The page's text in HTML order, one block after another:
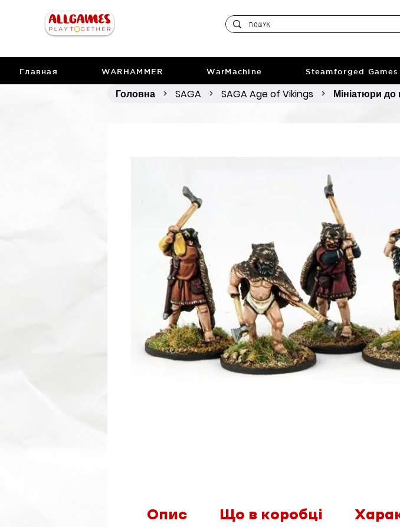
Главная WARHAMMER WarMachine Steamforged Games
Головна > SAGA > SAGA Age of Vikings > Мініатюри
Опис Що в коробці